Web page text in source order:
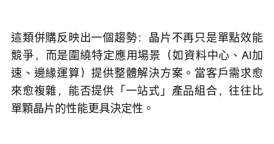
這類併購反映出一個趨勢：晶片不再只是單點效能
競爭，而是圍繞特定應用場景（如資料中心、AI加
速、邊緣運算）提供整體解決方案。當客戶需求愈
來愈複雜，能否提供「一站式」產品組合，往往比
單顆晶片的性能更具決定性。